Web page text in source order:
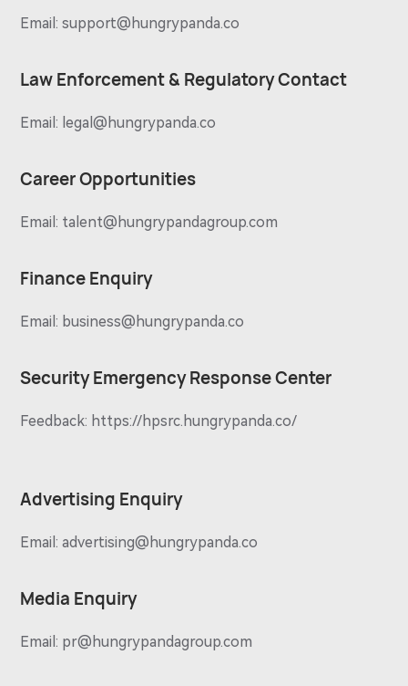
Email:support@hungrypanda.co
Law Enforcement & Regulatory Contact
Email: legal@hungrypanda.co
Career Opportunities
Email: talent@hungrypandagroup.com
Finance Enquiry
Email: business@hungrypanda.co
Security Emergency Response Center
Feedback: https://hpsrc.hungrypanda.co/
Advertising Enquiry
Email:advertising@hungrypanda.co
Media Enquiry
Email: pr@hungrypandagroup.com